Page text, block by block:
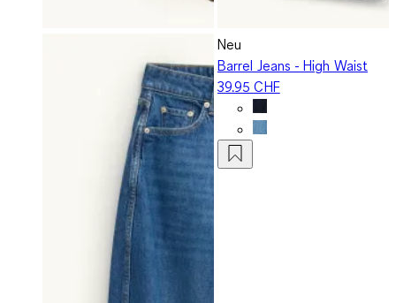
Neu
Barrel Jeans - High Waist
39.95 CHF